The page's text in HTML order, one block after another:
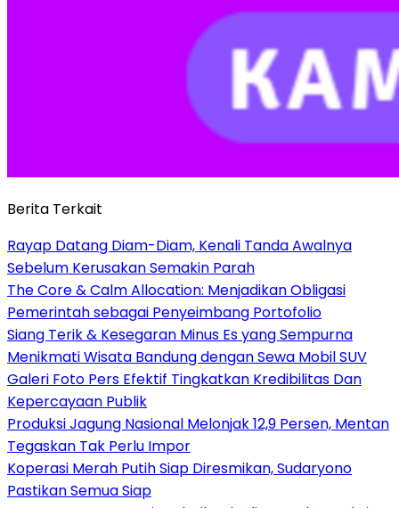
Berita Terkait
Rayap Datang Diam-Diam, Kenali Tanda Awalnya
Sebelum Kerusakan Semakin Parah
The Core & Calm Allocation: Menjadikan Obligasi
Pemerintah sebagai Penyeimbang Portofolio
Siang Terik & Kesegaran Minus Es yang Sempurna
Menikmati Wisata Bandung dengan Sewa Mobil SUV
Galeri Foto Pers Efektif Tingkatkan Kredibilitas Dan
Kepercayaan Publik
Produksi Jagung Nasional Melonjak 12,9 Persen, Mentan
Tegaskan Tak Perlu Impor
Koperasi Merah Putih Siap Diresmikan, Sudaryono
Pastikan Semua Siap